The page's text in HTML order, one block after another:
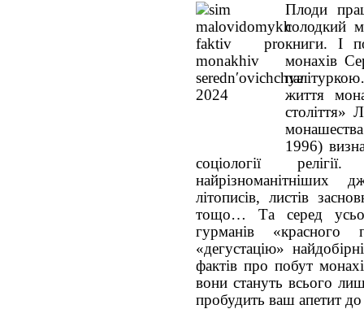
Плоди
солодкий
книги. І
монахів
життя
століття»
1996)
соціології
найрізноманітніших
літописів, листів
тощо… Та серед
гурманів
«дегустацію»
фактів про побут
вони стануть всього
пробудить ваш апетит до